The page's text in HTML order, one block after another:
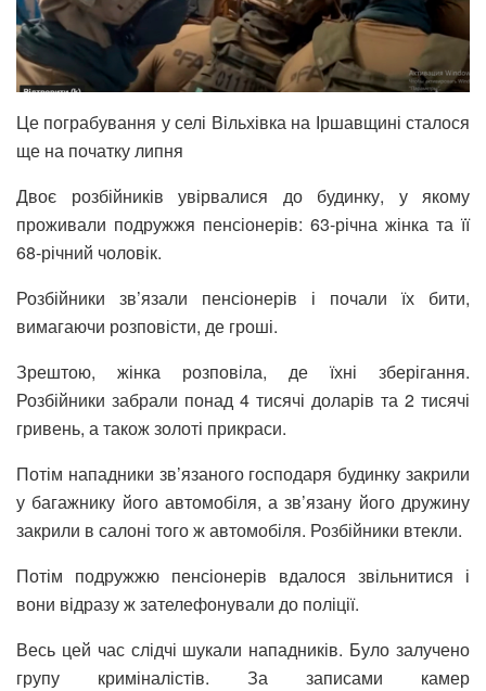
Це пограбування у селі Вільхівка на Іршавщині сталося
ще на початку липня
Двоє розбійників увірвалися до будинку, у якому
проживали подружжя пенсіонерів: 63-річна жінка та її
68-річний чоловік.
Розбійники зв’язали пенсіонерів і почали їх бити,
вимагаючи розповісти, де гроші.
Зрештою, жінка розповіла, де їхні зберігання.
Розбійники забрали понад 4 тисячі доларів та 2 тисячі
гривень, а також золоті прикраси.
Потім нападники зв’язаного господаря будинку закрили
у багажнику його автомобіля, а зв’язану його дружину
закрили в салоні того ж автомобіля. Розбійники втекли.
Потім подружжю пенсіонерів вдалося звільнитися і
вони відразу ж зателефонували до поліції.
Весь цей час слідчі шукали нападників. Було залучено
групу криміналістів. За записами камер